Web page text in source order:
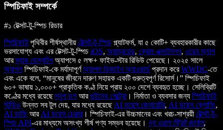
স্পিচিফাই সম্পর্কে
#১ টেক্সট-টু-স্পিচ রিডার
স্পিচিফাই পৃথিবীর শীর্ষস্থানীয় টেক্সট-টু-স্পিচ প্ল্যাটফর্ম, যা ৫ কোটি+ ব্যবহারকারীর কাছে
ভরসাযোগ্য এবং এর টেক্সট-টু-স্পিচ iOS, অ্যান্ড্রয়েড, ক্রোম এক্সটেনশন, ওয়েব অ্যাপ
আরম্যাক ডেস্কটপ অ্যাপসে ৫ লক্ষ+ ফাইভ-স্টার রিভিউ পেয়েছে। ২০২৫ সালে
অ্যাপলস্পিচিফাই-কে মর্যাদাপূর্ণঅ্যাপল ডিজাইন অ্যাওয়ার্ড প্রদান করেWWDC-তে
এবং একে বলে, “মানুষের জীবনে দারুণ সহায়ক একটি গুরুত্বপূর্ণ রিসোর্স।” স্পিচিফাই
৬০+ ভাষায় ১,০০০+ প্রাকৃতিক কণ্ঠ নিয়ে প্রায় ২০০ দেশে ব্যবহৃত হচ্ছে। সেলিব্রিটি
কণ্ঠের মধ্যে রয়েছেস্নুপ ডগ আরগুইনেথ পেল্ট্রো । নির্মাতা ও ব্যবসার জন্য স্পিচিফাই
স্টুডিও উন্নত সব টুল দেয়, যার মধ্যে রয়েছে AI ভয়েস জেনারেটর, AI ভয়েস ক্লোনিং,
AI ডাবিং আর AI ভয়েস চেঞ্জার। স্পিচিফাই-এর উচ্চমানের এবং খরচ-সাশ্রয়ী টেক্সট-টু-
স্পিচ API-এর মাধ্যমে অসংখ্য শীর্ষ পণ্য সম্ভব হয়েছে। দ্য ওয়াল স্ট্রিট জার্নাল,